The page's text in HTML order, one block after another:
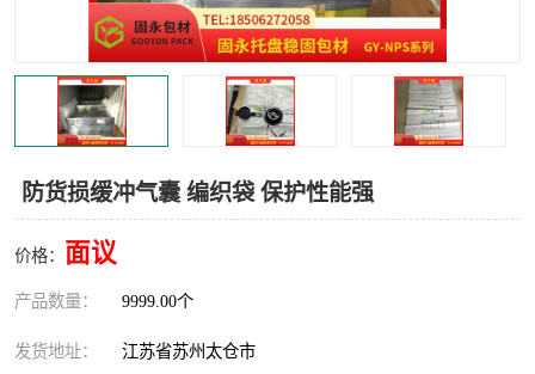
防货损缓冲气囊 编织袋 保护性能强
价格： 面议
产品数量： 9999.00个
发货地址： 江苏省苏州太仓市